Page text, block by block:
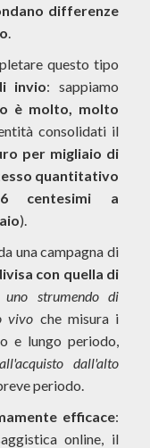
differenze
.
questo tipo
invio: sappiamo
è molto, molto
consolidati il
per migliaio di
quantitativo
6 centesimi a
).
una campagna di
con quella di
uno strumendo di
vivo che misura i
e lungo periodo,
dall'alto
periodo.
efficace:
online, il